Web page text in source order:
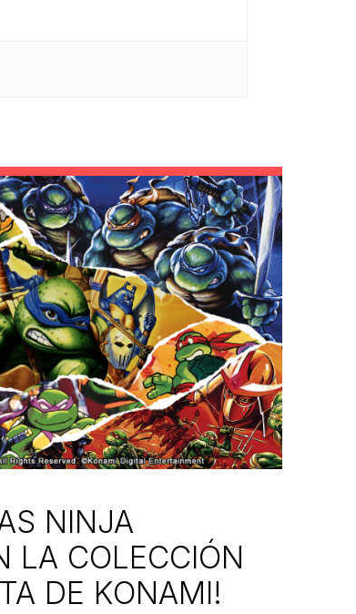
NINJA
LA COLECCIÓN
DE KONAMI!